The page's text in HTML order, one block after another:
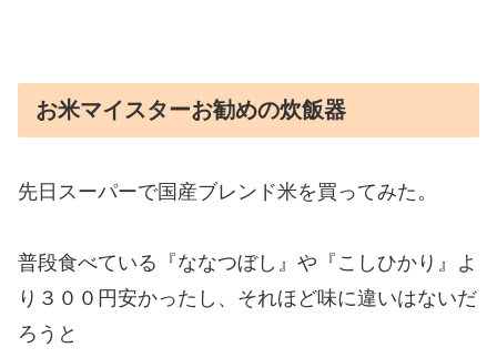
お米マイスターお勧めの炊飯器
先日スーパーで国産ブレンド米を買ってみた。
普段食べている『ななつぼし』や『こしひかり』よ
り３００円安かったし、それほど味に違いはないだ
ろうと